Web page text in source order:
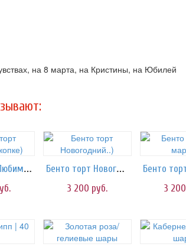
на 8 марта, на Кристины, на Юбилей
Бенто торт Любимой жопке) Бенто торт Новогодний..)
3 200 руб. 3 200